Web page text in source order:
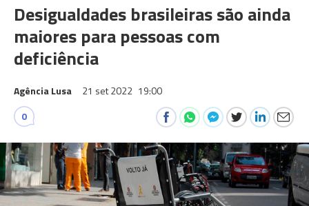
Desigualdades brasileiras são ainda
maiores para pessoas com
deficiência
Agência Lusa 21 set 2022 19:00
0